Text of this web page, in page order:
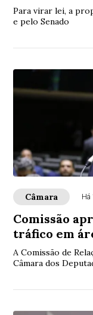
Para virar lei, a
e pelo Senado
Câmara Há
Comissão
tráfico em
A Comissão de
Câmara dos